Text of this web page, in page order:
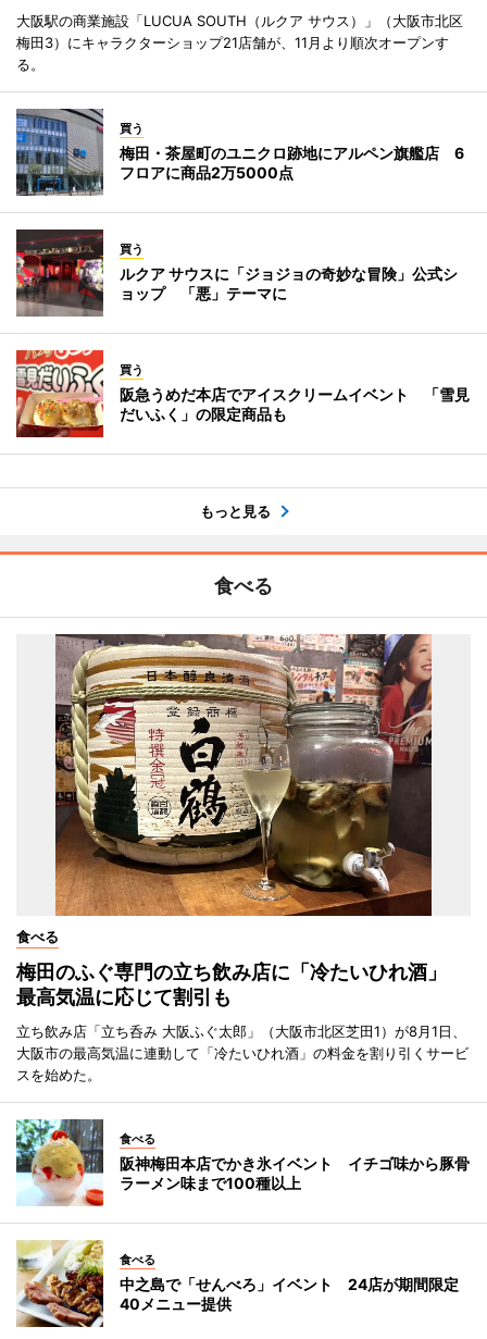
大阪駅の商業施設「LUCUA SOUTH（ルクア サウス）」（大阪市北区
梅田3）にキャラクターショップ21店舗が、11月より順次オープンす
る。
買う
梅田・茶屋町のユニクロ跡地にアルペン旗艦店 6
フロアに商品2万5000点
買う
ルクア サウスに「ジョジョの奇妙な冒険」公式シ
ョップ 「悪」テーマに
買う
阪急うめだ本店でアイスクリームイベント 「雪見
だいふく」の限定商品も
もっと見る
食べる
食べる
梅田のふぐ専門の立ち飲み店に「冷たいひれ酒」
最高気温に応じて割引も
立ち飲み店「立ち呑み 大阪ふぐ太郎」（大阪市北区芝田1）が8月1日、
大阪市の最高気温に連動して「冷たいひれ酒」の料金を割り引くサービ
スを始めた。
食べる
阪神梅田本店でかき氷イベント イチゴ味から豚骨
ラーメン味まで100種以上
食べる
中之島で「せんべろ」イベント 24店が期間限定
40メニュー提供